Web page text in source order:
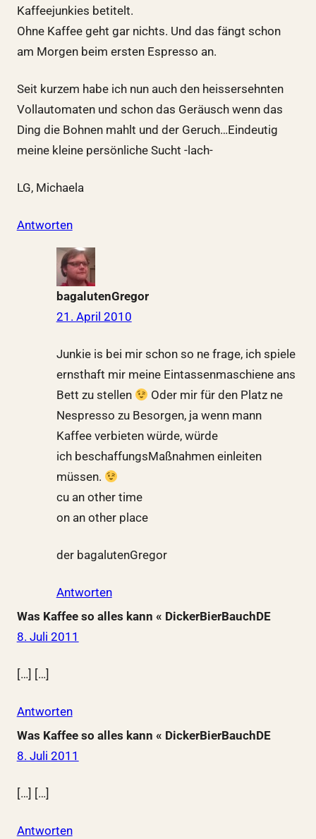
Kaffeejunkies betitelt.
Ohne Kaffee geht gar nichts. Und das fängt schon
am Morgen beim ersten Espresso an.
Seit kurzem habe ich nun auch den heissersehnten
Vollautomaten und schon das Geräusch wenn das
Ding die Bohnen mahlt und der Geruch…Eindeutig
meine kleine persönliche Sucht -lach-
LG, Michaela
Antworten
bagalutenGregor
21. April 2010
Junkie is bei mir schon so ne frage, ich spiele
ernsthaft mir meine Eintassenmaschiene ans
Bett zu stellen
Oder mir für den Platz ne
Nespresso zu Besorgen, ja wenn mann
Kaffee verbieten würde, würde
ich beschaffungsMaßnahmen einleiten
müssen.
cu an other time
on an other place
der bagalutenGregor
Antworten
Was Kaffee so alles kann « DickerBierBauchDE
8. Juli 2011
[…] […]
Antworten
Was Kaffee so alles kann « DickerBierBauchDE
8. Juli 2011
[…] […]
Antworten